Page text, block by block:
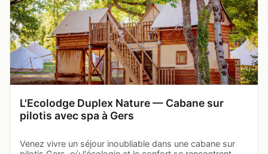
L'Ecolodge Duplex Nature — Cabane sur
pilotis avec spa à Gers
Venez vivre un séjour inoubliable dans une cabane sur